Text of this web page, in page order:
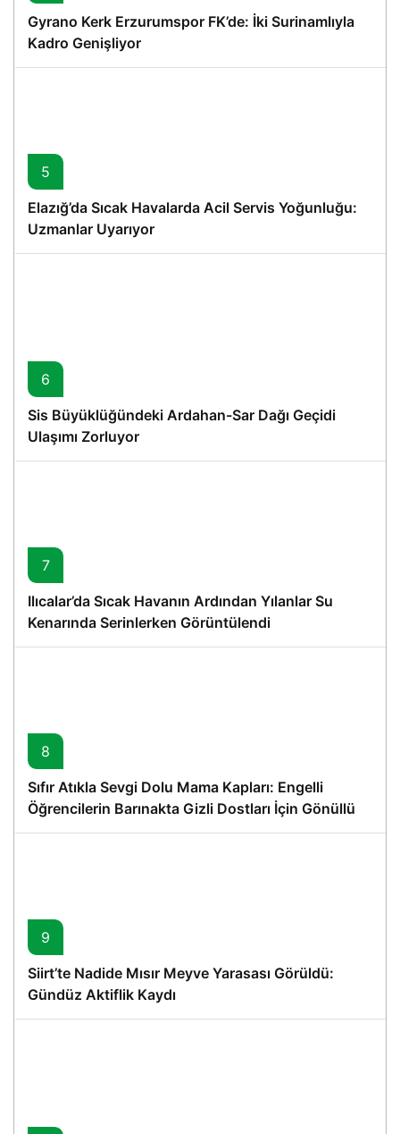
Gyrano Kerk Erzurumspor FK’de: İki Surinamlıyla
Kadro Genişliyor
5
Elazığ’da Sıcak Havalarda Acil Servis Yoğunluğu:
Uzmanlar Uyarıyor
6
Sis Büyüklüğündeki Ardahan-Sar Dağı Geçidi
Ulaşımı Zorluyor
7
Ilıcalar’da Sıcak Havanın Ardından Yılanlar Su
Kenarında Serinlerken Görüntülendi
8
Sıfır Atıkla Sevgi Dolu Mama Kapları: Engelli
Öğrencilerin Barınakta Gizli Dostları İçin Gönüllü
Proje
9
Siirt’te Nadide Mısır Meyve Yarasası Görüldü:
Gündüz Aktiflik Kaydı